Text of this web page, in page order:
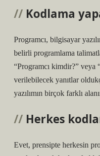
Kodlama
Programcı, bilgisayar
belirli programlama
“Programcı kimdir?” veya
verilebilecek yanıtlar
yazılımın birçok farklı
Herkes
Evet, prensipte herkesin